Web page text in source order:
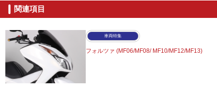
関連項目
車両特集
フォルツァ (MF06/MF08/MF10/MF12/MF13)